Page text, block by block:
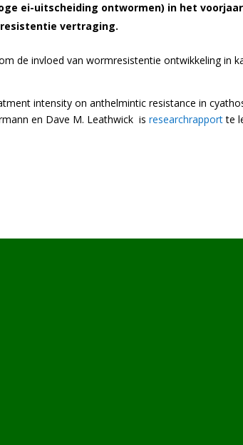
ei-uitscheiding ontwormen) in het
vertraging.
de invloed van wormresistentie ontwikkeling in
intensity on anthelmintic resistance in
en Dave M. Leathwick is researchrapport te